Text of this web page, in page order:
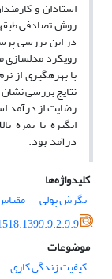
در این بررسی
رویکرد مدل­سازی
نتایج بررسی نشان
رضایت از درآمد
انگیزه با نمره
درآمد بود.
کلیدواژه‌ها
نگرش پولی
موضوعات
کیفیت زندگی کاری